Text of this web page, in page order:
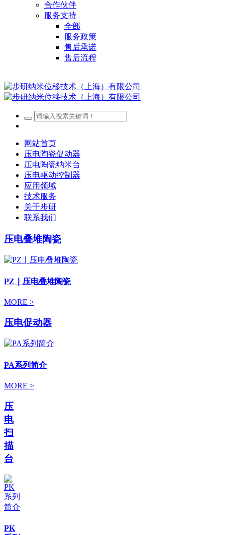
合作伙伴
服务支持
全部
服务政策
售后承诺
售后流程
网站首页
压电陶瓷促动器
压电陶瓷纳米台
压电驱动控制器
应用领域
技术服务
关于步研
联系我们
压电叠堆陶瓷
PZ ∣ 压电叠堆陶瓷
MORE >
压电促动器
PA系列简介
MORE >
压
电
扫
描
台
PK